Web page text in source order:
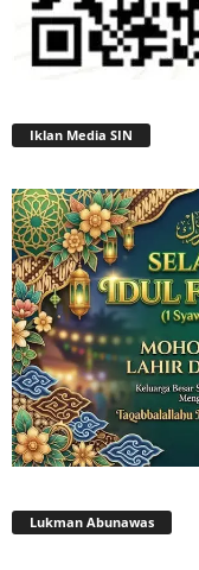
Iklan Media SIN
Lukman Abunawas